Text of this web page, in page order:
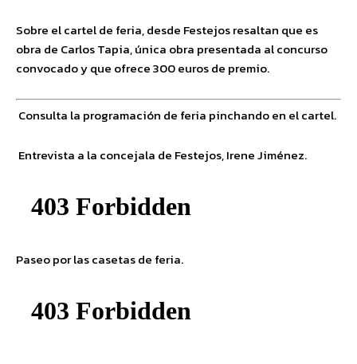
Sobre el cartel de feria, desde Festejos resaltan que es
obra de Carlos Tapia, única obra presentada al concurso
convocado y que ofrece 300 euros de premio.
Consulta la programación de feria pinchando en el cartel.
Entrevista a la concejala de Festejos, Irene Jiménez.
Paseo por las casetas de feria.